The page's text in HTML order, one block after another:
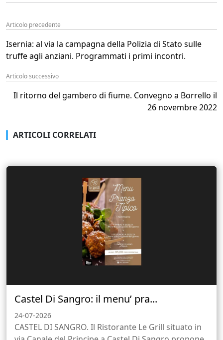
Articolo precedente
Isernia: al via la campagna della Polizia di Stato sulle
truffe agli anziani. Programmati i primi incontri.
Articolo successivo
Il ritorno del gambero di fiume. Convegno a Borrello il
26 novembre 2022
ARTICOLI CORRELATI
Castel Di Sangro: il menu’ pra...
24-07-2026
CASTEL DI SANGRO. Il Ristorante Le Grill situato in